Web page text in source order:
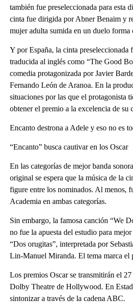
también fue preseleccionada para esta
cinta fue dirigida por Abner Benaim y
mujer adulta sumida en un duelo forma
Y por España, la cinta preseleccionada
traducida al inglés como “The Good
comedia protagonizada por Javier
Fernando León de Aranoa. En la
situaciones por las que el protagonista
obtener el premio a la excelencia de su
Encanto destrona a Adele y eso no es
“Encanto” busca cautivar en los Oscar
En las categorías de mejor banda
original se espera que la música de la
figure entre los nominados. Al menos,
Academia en ambas categorías.
Sin embargo, la famosa canción “We
no fue la apuesta del estudio para
“Dos orugitas”, interpretada por
Lin-Manuel Miranda. El tema marca el
Los premios Oscar se transmitirán el 27
Dolby Theatre de Hollywood. En
sintonizar a través de la cadena ABC.